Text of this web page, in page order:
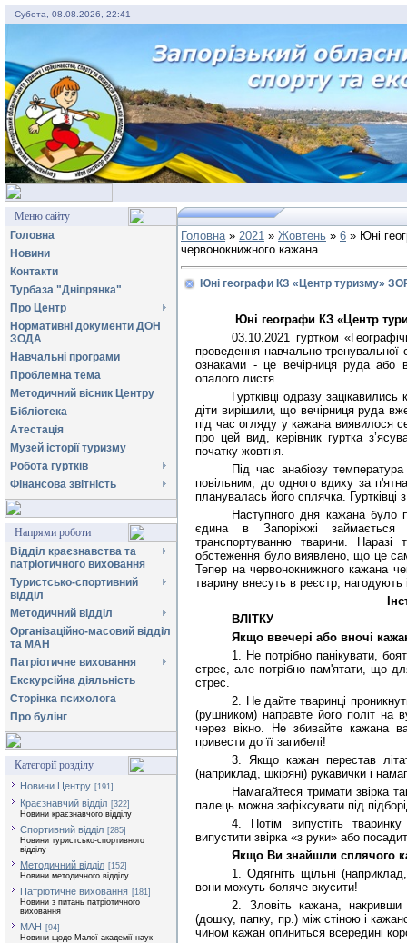
Субота, 08.08.2026, 22:41
Меню сайту
Головна
Новини
Контакти
Турбаза "Дніпрянка"
Про Центр
Нормативні документи ДОН
ЗОДА
Навчальні програми
Проблемна тема
Методичний вісник Центру
Бібліотека
Атестація
Музей історії туризму
Робота гуртків
Фінансова звітність
Напрями роботи
Відділ краєзнавства та
патріотичного виховання
Туристсько-спортивний
відділ
Методичний відділ
Організаційно-масовий відділ
та МАН
Патріотичне виховання
Екскурсійна діяльність
Сторінка психолога
Про булінг
Категорії розділу
Новини Центру [191]
Краєзнавчий відділ [322]
Новини краєзнавчого відділу
Спортивний відділ [285]
Новини туристсько-спортивного
відділу
Методичний відділ [152]
Новини методичного відділу
Патріотичне виховання [181]
Новини з питань патріотичного
виховання
МАН [94]
Новини щодо Малої академії наук
Головна» 2021 » Жовтень » 6 » Юні
червонокнижного кажана
Юні географи КЗ «Центр туризму»
Юні географи КЗ «Центр
03.10.2021 гуртком
проведення навчально-
ознаками - це вечірниця руда або
опалого листя.
Гуртківці одразу
діти вирішили, що вечірниця руда
під час огляду у кажана виявилося
про цей вид, керівник гуртка
початку жовтня.
Під час анабіозу
повільним, до одного вдиху за
планувалась його сплячка. Гуртківці
Наступного дня кажана було
єдина в Запоріжжі займається
транспортуванню тварини. Наразі
обстеження було виявлено, що це
Тепер на червонокнижного кажана
тварину внесуть в реєстр,
ВЛІТКУ
Якщо ввечері або вночі
1. Не потрібно панікувати,
стрес, але потрібно пам'ятати, що
стрес.
2. Не дайте тваринці
(рушником) направте його політ на
через вікно. Не збивайте кажана
привести до її загибелі!
3. Якщо кажан перестав
(наприклад, шкіряні) рукавички і
Намагайтеся тримати звірка
палець можна зафіксувати під
4. Потім випустіть
випустити звірка «з руки» або
Якщо Ви знайшли сплячого
1. Одягніть щільні
вони можуть боляче вкусити!
2. Зловіть кажана,
(дошку, папку, пр.) між стіною і
чином кажан опиниться всередині